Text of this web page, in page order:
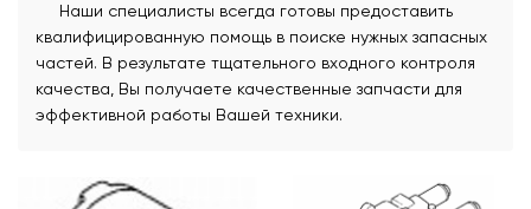
Наши специалисты всегда готовы предоставить
квалифицированную помощь в поиске нужных запасных
частей. В результате тщательного входного контроля
качества, Вы получаете качественные запчасти для
эффективной работы Вашей техники.